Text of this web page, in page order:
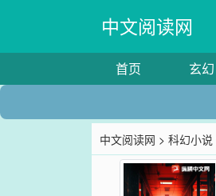
中文阅读网
首页 玄幻
中文阅读网 >科幻小说